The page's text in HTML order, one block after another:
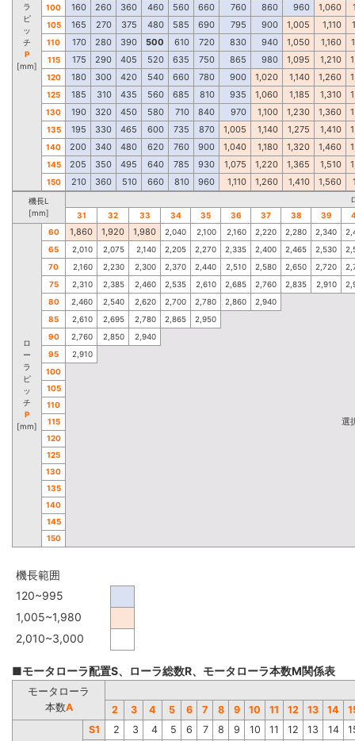
ラ
ピ
ッ
チ
P
[mm]
100 160 260 360 460 560 660 760 860 960 1,060
105 165 270 375 480 585 690 795 900 1,005 1,110
110 170 280 390 500 610 720 830 940 1,050 1,160
115 175 290 405 520 635 750 865 980 1,095 1,210
120 180 300 420 540 660 780 900 1,020 1,140 1,260
125 185 310 435 560 685 810 935 1,060 1,185 1,310
130 190 320 450 580 710 840 970 1,100 1,230 1,360
135 195 330 465 600 735 870 1,005 1,140 1,275 1,410
140 200 340 480 620 760 900 1,040 1,180 1,320 1,460
145 205 350 495 640 785 930 1,075 1,220 1,365 1,510
150 210 360 510 660 810 960 1,110 1,260 1,410 1,560
機長L
[mm]
31
32 33 34 35 36 37 38 39
ロ
ー
ラ
ピ
ッ
チ
P
[mm]
60 1,860 1,920 1,980 2,040 2,100 2,160 2,220 2,280 2,340
65
2,010 2,075 2,140 2,205 2,270 2,335 2,400 2,465 2,530
70
2,160 2,230 2,300 2,370 2,440 2,510 2,580 2,650 2,720
75
2,310 2,385 2,460 2,535 2,610 2,685 2,760 2,835 2,910
80
2,460 2,540 2,620 2,700 2,780 2,860
2,940
85
2,610 2,695 2,780 2,865
2,950
90
2,760 2,850
2,940
95
2,910
100
105
110
115
選
120
125
130
135
140
145
150
機長範囲
120~995
1,005~1,980
2,010~3,000
■モータローラ配置S、ローラ総数R、モータローラ本数M関係表
モータローラ
本数A 2 3 4 5 6 7 8 9 10 11 12 13 14
S1
2 3 4 5 6 7 8 9 10 11 12 13 14